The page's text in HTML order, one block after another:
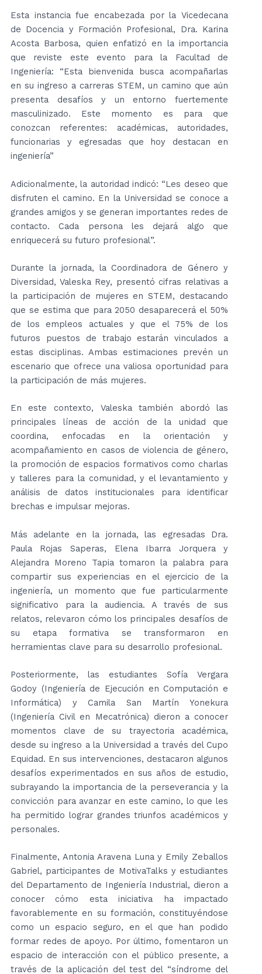
Esta instancia fue encabezada por la Vicedecana
de Docencia y Formación Profesional, Dra. Karina
Acosta Barbosa, quien enfatizó en la importancia
que reviste este evento para la Facultad de
Ingeniería: “Esta bienvenida busca acompañarlas
en su ingreso a carreras STEM, un camino que aún
presenta desafíos y un entorno fuertemente
masculinizado. Este momento es para que
conozcan referentes: académicas, autoridades,
funcionarias y egresadas que hoy destacan en
ingeniería”
Adicionalmente, la autoridad indicó: “Les deseo que
disfruten el camino. En la Universidad se conoce a
grandes amigos y se generan importantes redes de
contacto. Cada persona les dejará algo que
enriquecerá su futuro profesional”.
Durante la jornada, la Coordinadora de Género y
Diversidad, Valeska Rey, presentó cifras relativas a
la participación de mujeres en STEM, destacando
que se estima que para 2050 desaparecerá el 50%
de los empleos actuales y que el 75% de los
futuros puestos de trabajo estarán vinculados a
estas disciplinas. Ambas estimaciones prevén un
escenario que ofrece una valiosa oportunidad para
la participación de más mujeres.
En este contexto, Valeska también abordó las
principales líneas de acción de la unidad que
coordina, enfocadas en la orientación y
acompañamiento en casos de violencia de género,
la promoción de espacios formativos como charlas
y talleres para la comunidad, y el levantamiento y
análisis de datos institucionales para identificar
brechas e impulsar mejoras.
Más adelante en la jornada, las egresadas Dra.
Paula Rojas Saperas, Elena Ibarra Jorquera y
Alejandra Moreno Tapia tomaron la palabra para
compartir sus experiencias en el ejercicio de la
ingeniería, un momento que fue particularmente
significativo para la audiencia. A través de sus
relatos, relevaron cómo los principales desafíos de
su etapa formativa se transformaron en
herramientas clave para su desarrollo profesional.
Posteriormente, las estudiantes Sofía Vergara
Godoy (Ingeniería de Ejecución en Computación e
Informática) y Camila San Martín Yonekura
(Ingeniería Civil en Mecatrónica) dieron a conocer
momentos clave de su trayectoria académica,
desde su ingreso a la Universidad a través del Cupo
Equidad. En sus intervenciones, destacaron algunos
desafíos experimentados en sus años de estudio,
subrayando la importancia de la perseverancia y la
convicción para avanzar en este camino, lo que les
ha permitido lograr grandes triunfos académicos y
personales.
Finalmente, Antonia Aravena Luna y Emily Zeballos
Gabriel, participantes de MotivaTalks y estudiantes
del Departamento de Ingeniería Industrial, dieron a
conocer cómo esta iniciativa ha impactado
favorablemente en su formación, constituyéndose
como un espacio seguro, en el que han podido
formar redes de apoyo. Por último, fomentaron un
espacio de interacción con el público presente, a
través de la aplicación del test del “síndrome del